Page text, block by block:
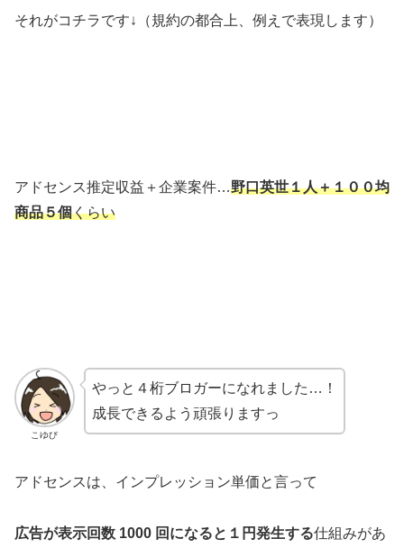
それがコチラです↓（規約の都合上、例えで表現します）
アドセンス推定収益＋企業案件…野口英世１人＋１００均
商品５個くらい
こゆび
やっと４桁ブロガーになれました…！
成長できるよう頑張りますっ
アドセンスは、インプレッション単価と言って
広告が表示回数 1000 回になると１円発生する仕組みがあ